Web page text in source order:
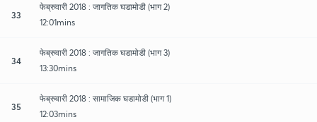
33
फेब्रुवारी 2018 : जागतिक घडामोडी (भाग 2)
12:01mins
34
फेब्रुवारी 2018 : जागतिक घडामोडी (भाग 3)
13:30mins
35
फेब्रुवारी 2018 : सामाजिक घडामोडी (भाग 1)
12:03mins